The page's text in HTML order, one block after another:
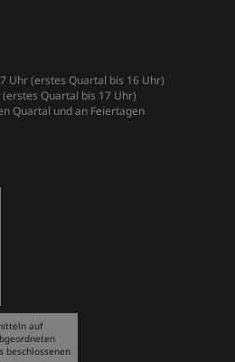
Uhr (erstes Quartal bis 16 Uhr)
Quartal bis 17 Uhr)
Quartal und an Feiertagen
auf
beschlossenen